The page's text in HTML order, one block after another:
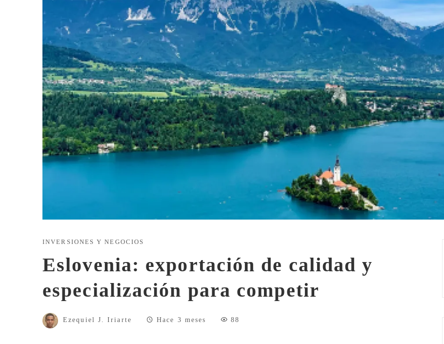
INVERSIONES Y NEGOCIOS
Eslovenia: exportación de calidad y
especialización para competir
Ezequiel J. Iriarte Hace 3 meses 88